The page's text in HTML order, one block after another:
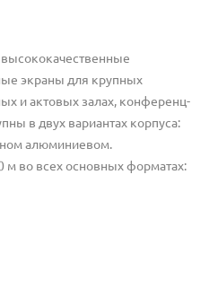
экраны для крупных
и актовых залах, конференц-
в двух вариантах корпуса:
алюминиевом.
во всех основных форматах: